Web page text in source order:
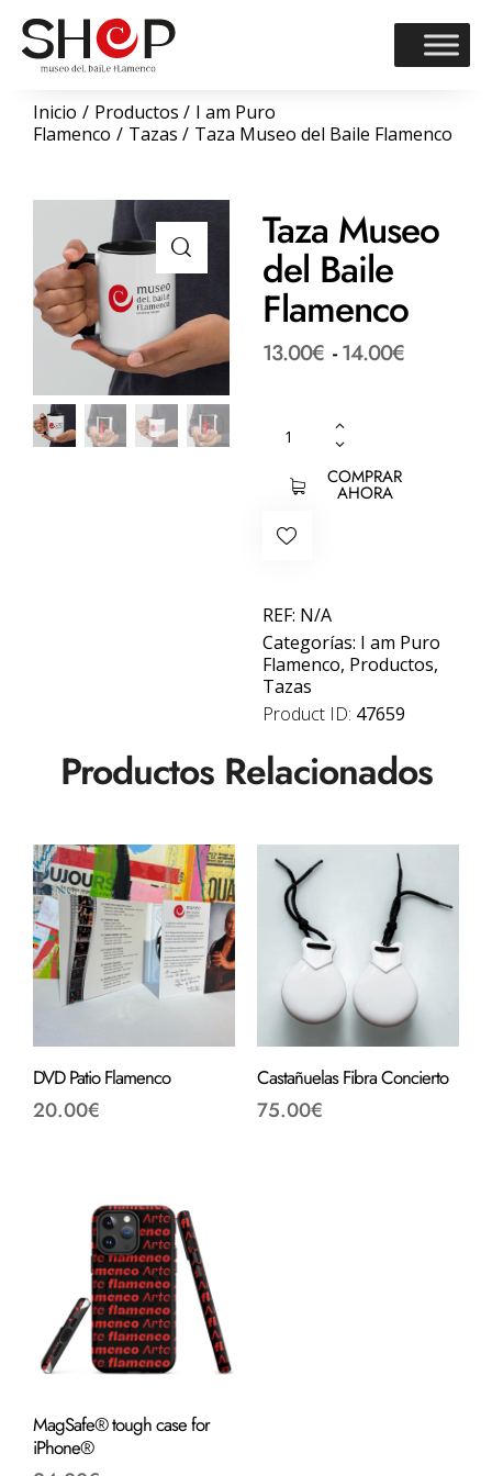
Inicio Productos
I am Puro
Flamenco
Tazas Taza Museo del Baile Flamenco
Taza Museo
del Baile
Flamenco
13.00€ - 14.00€
COMPRAR
AHORA
REF: N/A
Categorías: I am Puro
Flamenco, Productos,
Tazas
Product ID: 47659
Productos Relacionados
DVD Patio Flamenco
20.00€
Castañuelas Fibra Concierto
75.00€
MagSafe® tough case for
iPhone®